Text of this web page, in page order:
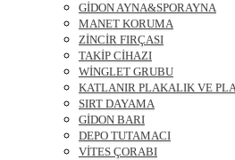
GİDON AYNA&SPORAYNA
MANET KORUMA
ZİNCİR FIRÇASI
TAKİP CİHAZI
WİNGLET GRUBU
KATLANIR PLAKALIK VE
SIRT DAYAMA
GİDON BARI
DEPO TUTAMACI
VİTES ÇORABI